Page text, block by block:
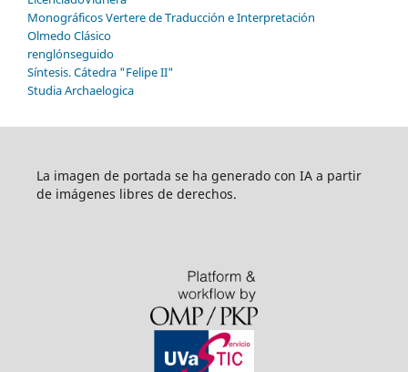
Monográficos Vertere de Traducción e Interpretación
Olmedo Clásico
renglónseguido
Síntesis. Cátedra "Felipe II"
Studia Archaelogica
La imagen de portada se ha generado con IA a partir
de imágenes libres de derechos.